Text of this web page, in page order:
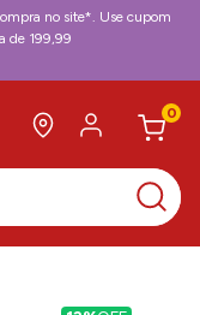
no site*. Use cupom
de 199,99
0